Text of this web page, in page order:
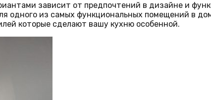
зависит от предпочтений в дизайне и
одного из самых функциональных помещений в
которые сделают вашу кухню особенной.